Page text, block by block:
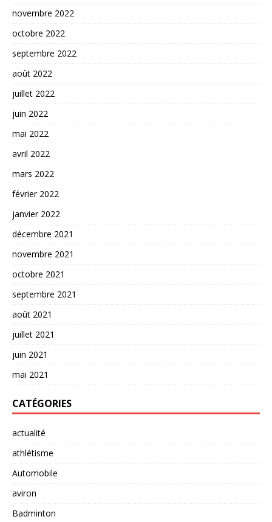
novembre 2022
octobre 2022
septembre 2022
août 2022
juillet 2022
juin 2022
mai 2022
avril 2022
mars 2022
février 2022
janvier 2022
décembre 2021
novembre 2021
octobre 2021
septembre 2021
août 2021
juillet 2021
juin 2021
mai 2021
CATÉGORIES
actualité
athlétisme
Automobile
aviron
Badminton